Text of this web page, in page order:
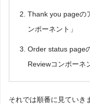
Thank you pageの
ンポーネント」
Order status page
Reviewコンポーネ
それでは順番に見ていき